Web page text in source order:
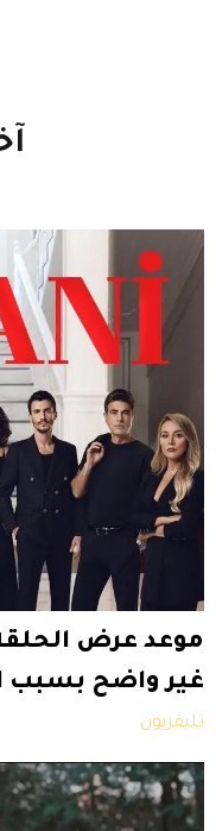
موعد عرض
غير واضح بسبب
تليفزيون